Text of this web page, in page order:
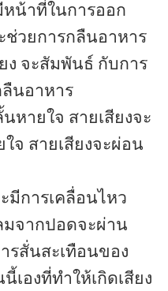
หน้าที่ในการออก
ช่วยการกลืนอาหาร
ง จะสัมพันธ์ กับการ
นอาหาร
นหายใจ สายเสียงจะ
จ สายเสียงจะผ่อน
มีการเคลื่อนไหว
มจากปอดจะผ่าน
รสั่นสะเทือนของ
เองที่ทำให้เกิดเสียง